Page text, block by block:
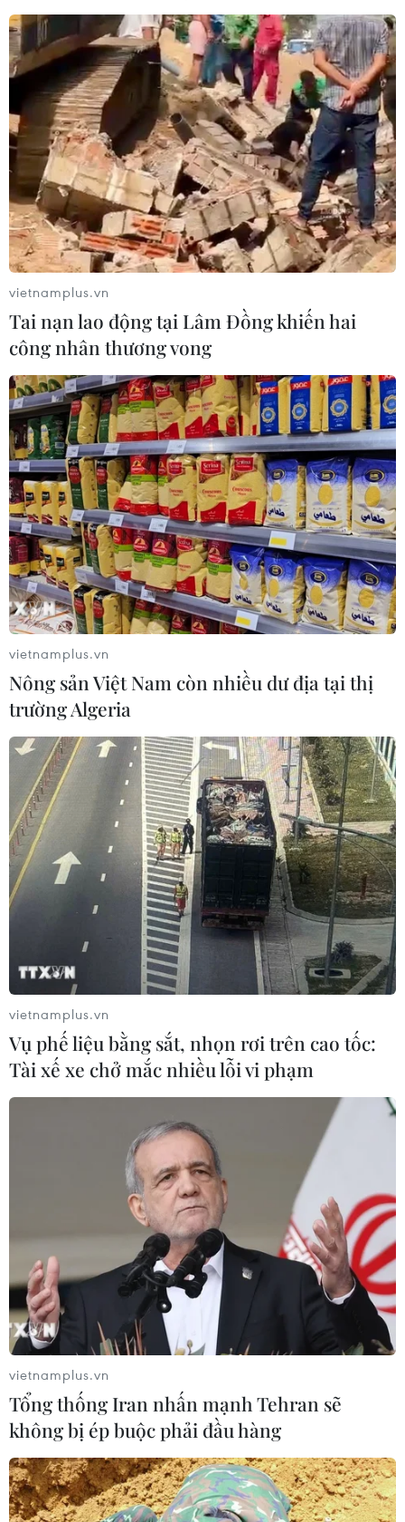
TIN CÙNG CHUYÊN MỤC
Cộng hòa Dân chủ Congo ghi nhận
hơn 300 trẻ em tử vong do Ebola
08/08/2026 15:21
Đà Nẵng: Hỗ trợ 700 triệu đồng cho
đồng bào nghèo xã Hùng Sơn
08/08/2026 09:58
Vùng 3 Hải quân cứu thành công 1
nạn nhân bị sóng cuốn tại Mũi Nghê
08/08/2026 08:43
vietnamplus.vn
Tai nạn lao động tại Lâm Đồng khiến hai
công nhân thương vong
vietnamplus.vn
Nông sản Việt Nam còn nhiều dư địa tại thị
trường Algeria
vietnamplus.vn
Vụ phế liệu bằng sắt, nhọn rơi trên cao tốc:
Tài xế xe chở mắc nhiều lỗi vi phạm
vietnamplus.vn
Tổng thống Iran nhấn mạnh Tehran sẽ
không bị ép buộc phải đầu hàng